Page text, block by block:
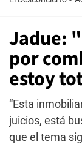
Jadue:
por
estoy
“Esta
juicios, está
que el tema